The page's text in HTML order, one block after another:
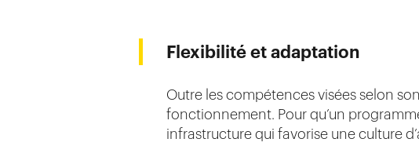
Flexibilité et adaptation
Outre les compétences visées selon
fonctionnement. Pour qu’un
infrastructure qui favorise une culture